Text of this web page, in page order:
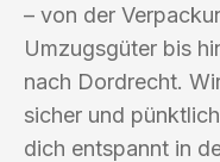
– von der
Umzugsgüter bis
nach Dordrecht.
sicher und
dich entspannt in